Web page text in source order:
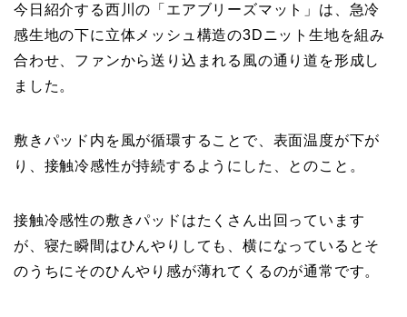
今日紹介する西川の「エアブリーズマット」は、急冷
感生地の下に立体メッシュ構造の3Dニット生地を組み
合わせ、ファンから送り込まれる風の通り道を形成し
ました。
敷きパッド内を風が循環することで、表面温度が下が
り、接触冷感性が持続するようにした、とのこと。
接触冷感性の敷きパッドはたくさん出回っています
が、寝た瞬間はひんやりしても、横になっているとそ
のうちにそのひんやり感が薄れてくるのが通常です。